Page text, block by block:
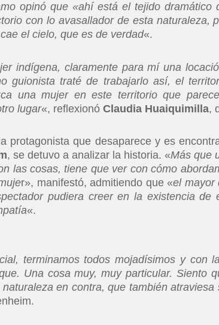
opinó que «ahí está el tejido dramático
con lo avasallador de esta naturaleza,
el cielo, que es de verdad«.
indígena, claramente para mí una
guionista traté de trabajarlo así, el
una mujer en este territorio que
lugar«, reflexionó Claudia Huaiquimilla,
protagonista que desaparece y es
, se detuvo a analizar la historia. «Más que
las cosas, tiene que ver con cómo
r», manifestó, admitiendo que «el mayor
pudiera creer en la existencia de
«.
terminamos todos mojadísimos y con
Una cosa muy, muy particular. Siento
en contra, que también